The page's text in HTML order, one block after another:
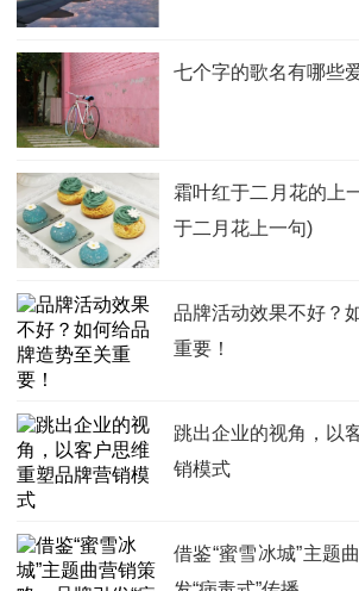
七个字的歌名有哪些
霜叶红于二月花的上
于二月花上一句)
品牌活动效果不好？
重要！
跳出企业的视角，以
销模式
借鉴“蜜雪冰城”主题